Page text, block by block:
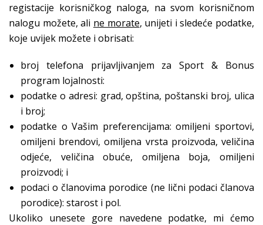
registacije korisničkog naloga, na svom korisničnom
nalogu možete, ali ne morate, unijeti i sledeće podatke,
koje uvijek možete i obrisati:
broj telefona prijavljivanjem za Sport & Bonus
program lojalnosti:
podatke o adresi: grad, opština, poštanski broj, ulica
i broj;
podatke o Vašim preferencijama: omiljeni sportovi,
omiljeni brendovi, omiljena vrsta proizvoda, veličina
odjeće, veličina obuće, omiljena boja, omiljeni
proizvodi; i
podaci o članovima porodice (ne lični podaci članova
porodice): starost i pol.
Ukoliko unesete gore navedene podatke, mi ćemo